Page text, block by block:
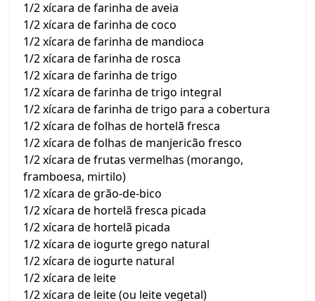
1/2 xícara de farinha de aveia
1/2 xícara de farinha de coco
1/2 xícara de farinha de mandioca
1/2 xícara de farinha de rosca
1/2 xícara de farinha de trigo
1/2 xícara de farinha de trigo integral
1/2 xícara de farinha de trigo para a cobertura
1/2 xícara de folhas de hortelã fresca
1/2 xícara de folhas de manjericão fresco
1/2 xícara de frutas vermelhas (morango,
framboesa, mirtilo)
1/2 xícara de grão-de-bico
1/2 xícara de hortelã fresca picada
1/2 xícara de hortelã picada
1/2 xícara de iogurte grego natural
1/2 xícara de iogurte natural
1/2 xícara de leite
1/2 xícara de leite (ou leite vegetal)